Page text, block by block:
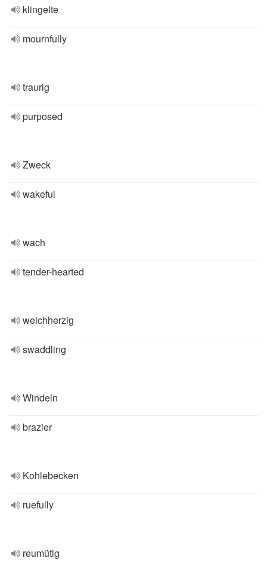
klingelte
mournfully
traurig
purposed
Zweck
wakeful
wach
tender-hearted
weichherzig
swaddling
Windeln
brazier
Kohlebecken
ruefully
reumütig